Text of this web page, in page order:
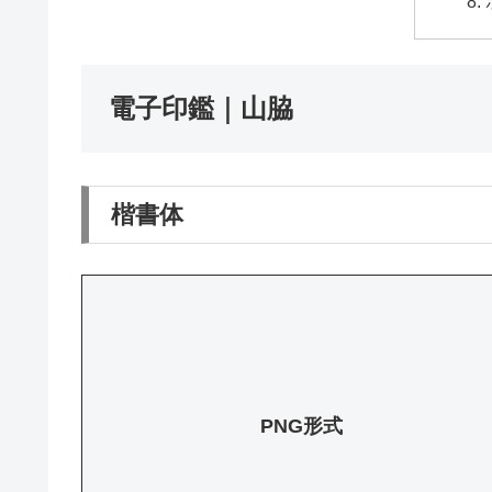
電子印鑑｜山脇
楷書体
PNG形式